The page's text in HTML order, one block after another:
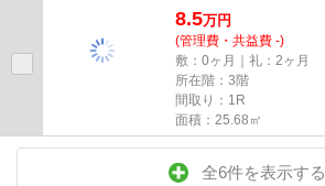
8.5万円
(管理費・共益費 -)
敷：0ヶ月｜礼：2ヶ月
所在階：3階
間取り：1R
面積：25.68㎡
全6件を表示する